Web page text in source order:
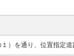
）を通り、位置指定